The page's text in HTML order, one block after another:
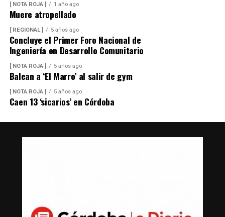
[ NOTA ROJA ] 1 año ago
Muere atropellado
[ REGIONAL ] 5 años ago
Concluye el Primer Foro Nacional de
Ingeniería en Desarrollo Comunitario
[ NOTA ROJA ] 5 años ago
Balean a ‘El Marro’ al salir de gym
[ NOTA ROJA ] 5 años ago
Caen 13 ‘sicarios’ en Córdoba